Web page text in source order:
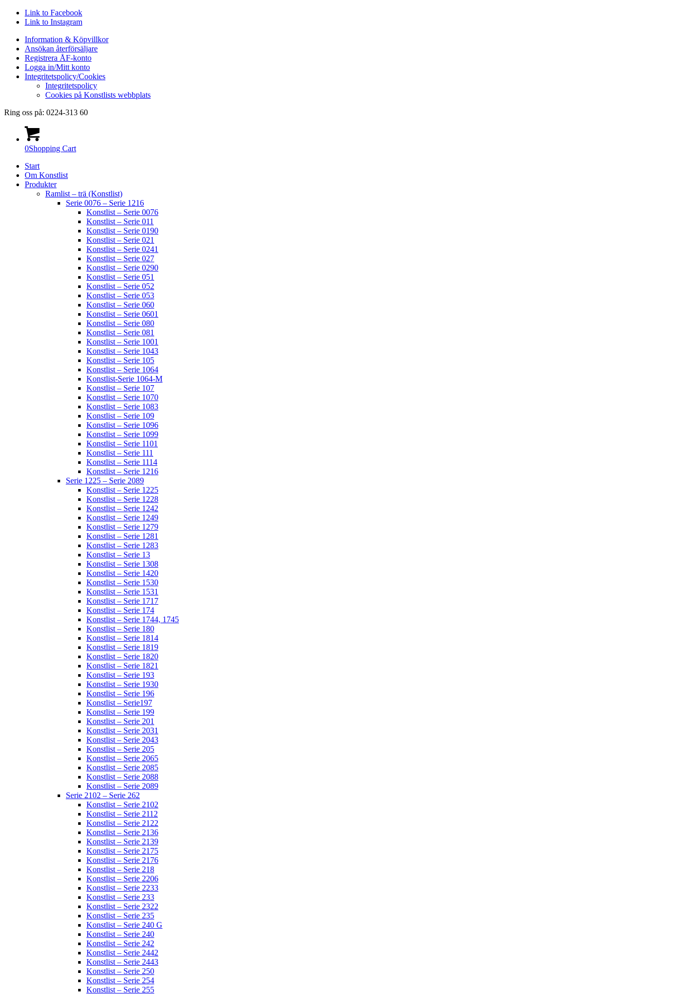
Link to Facebook
Link to Instagram
Information & Köpvillkor
Ansökan återförsäljare
Registrera ÅF-konto
Logga in/Mitt konto
Integritetspolicy/Cookies
Integritetspolicy
Cookies på Konstlists webbplats
Ring oss på: 0224-313 60
0Shopping Cart
Start
Om Konstlist
Produkter
Ramlist – trä (Konstlist)
Serie 0076 – Serie 1216
Konstlist – Serie 0076
Konstlist – Serie 011
Konstlist – Serie 0190
Konstlist – Serie 021
Konstlist – Serie 0241
Konstlist – Serie 027
Konstlist – Serie 0290
Konstlist – Serie 051
Konstlist – Serie 052
Konstlist – Serie 053
Konstlist – Serie 060
Konstlist – Serie 0601
Konstlist – Serie 080
Konstlist – Serie 081
Konstlist – Serie 1001
Konstlist – Serie 1043
Konstlist – Serie 105
Konstlist – Serie 1064
Konstlist-Serie 1064-M
Konstlist – Serie 107
Konstlist – Serie 1070
Konstlist – Serie 1083
Konstlist – Serie 109
Konstlist – Serie 1096
Konstlist – Serie 1099
Konstlist – Serie 1101
Konstlist – Serie 111
Konstlist – Serie 1114
Konstlist – Serie 1216
Serie 1225 – Serie 2089
Konstlist – Serie 1225
Konstlist – Serie 1228
Konstlist – Serie 1242
Konstlist – Serie 1249
Konstlist – Serie 1279
Konstlist – Serie 1281
Konstlist – Serie 1283
Konstlist – Serie 13
Konstlist – Serie 1308
Konstlist – Serie 1420
Konstlist – Serie 1530
Konstlist – Serie 1531
Konstlist – Serie 1717
Konstlist – Serie 174
Konstlist – Serie 1744, 1745
Konstlist – Serie 180
Konstlist – Serie 1814
Konstlist – Serie 1819
Konstlist – Serie 1820
Konstlist – Serie 1821
Konstlist – Serie 193
Konstlist – Serie 1930
Konstlist – Serie 196
Konstlist – Serie197
Konstlist – Serie 199
Konstlist – Serie 201
Konstlist – Serie 2031
Konstlist – Serie 2043
Konstlist – Serie 205
Konstlist – Serie 2065
Konstlist – Serie 2085
Konstlist – Serie 2088
Konstlist – Serie 2089
Serie 2102 – Serie 262
Konstlist – Serie 2102
Konstlist – Serie 2112
Konstlist – Serie 2122
Konstlist – Serie 2136
Konstlist – Serie 2139
Konstlist – Serie 2175
Konstlist – Serie 2176
Konstlist – Serie 218
Konstlist – Serie 2206
Konstlist – Serie 2233
Konstlist – Serie 233
Konstlist – Serie 2322
Konstlist – Serie 235
Konstlist – Serie 240 G
Konstlist – Serie 240
Konstlist – Serie 242
Konstlist – Serie 2442
Konstlist – Serie 2443
Konstlist – Serie 250
Konstlist – Serie 254
Konstlist – Serie 255